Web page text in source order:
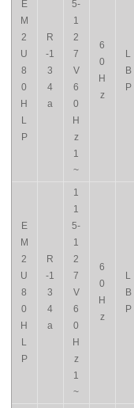
E
M
2
U
8
0
H
L
P
R
-1
3
4
a
5-
1
2
7
V
6
0
H
z
1
~
6
0
H
z
L
B
P
E
M
2
U
8
0
H
L
P
R
-1
3
4
a
1
1
5-
1
2
7
V
6
0
H
z
1
~
6
0
H
z
L
B
P